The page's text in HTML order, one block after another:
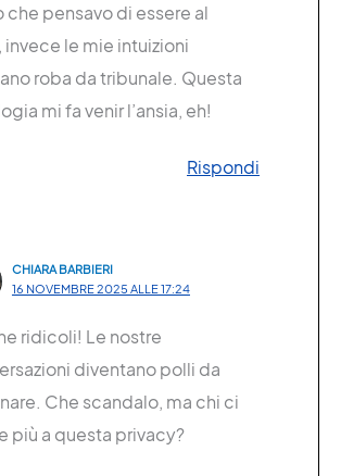
che pensavo di essere al
invece le mie intuizioni
roba da tribunale. Questa
mi fa venir l’ansia, eh!
Rispondi
CHIARA BARBIERI
16 NOVEMBRE 2025 ALLE 17:24
ridicoli! Le nostre
diventano polli da
Che scandalo, ma chi ci
più a questa privacy?